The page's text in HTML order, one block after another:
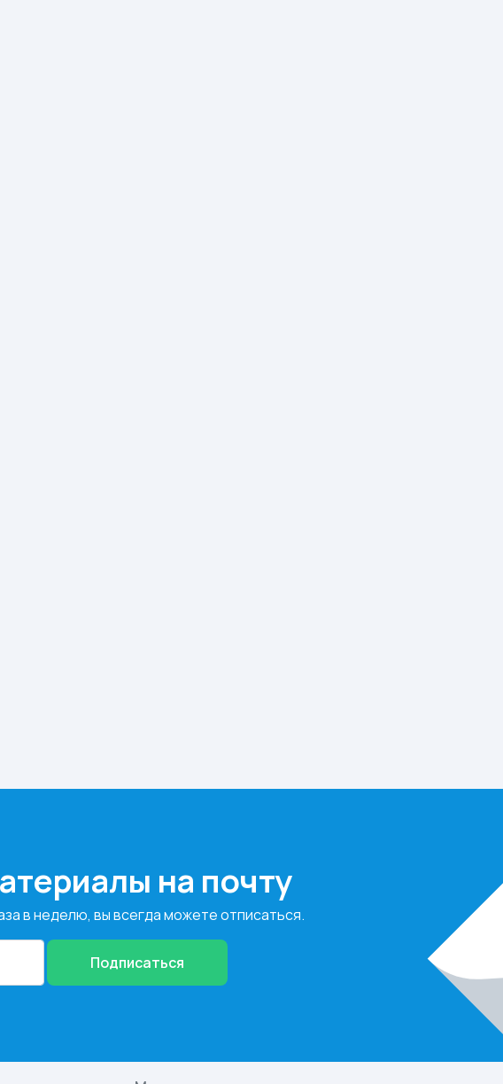
на почту
в неделю, вы всегда можете отписаться.
Подписаться